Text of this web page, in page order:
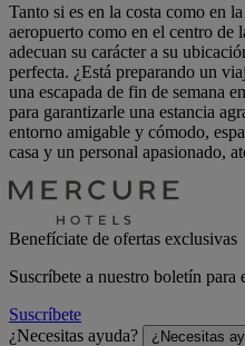
Tanto si es en la costa como en
aeropuerto como en el centro de
adecuan su carácter a su
perfecta. ¿Está preparando un
una escapada de fin de semana
para garantizarle una estancia
entorno amigable y cómodo,
casa y un personal apasionado,
Benefíciate de ofertas exclusivas
Suscríbete a nuestro boletín para
Suscríbete
¿Necesitas ayuda?
¿Necesitas